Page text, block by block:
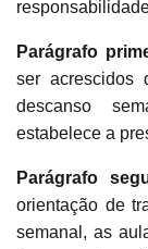
Parágrafo
ser acrescidos
descanso
estabelece a
Parágrafo
orientação de
semanal, as